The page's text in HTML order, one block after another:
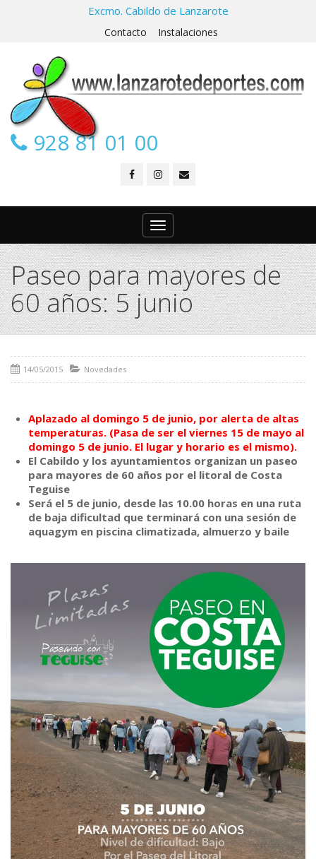
Excmo. Cabildo de Lanzarote
Contacto Instalaciones
928 81 01 00
Toggle
navigation
Paseo para mayores de
60 años: 5 junio
14/05/2015 Novedades
Aplazado al domingo 5 de junio, por alerta de altas
temperaturas. (Pasa de ser el viernes 15 de mayo al
domingo 5 de junio. El lugar y horario es el mismo).
El Cabildo y los ayuntamientos organizan un paseo
para mayores de 60 años por el litoral de Costa
Teguise
Será el 5 de junio, desde las 10.00 horas en una ruta
de baja dificultad que terminará con una sesión de
aquagym en piscina climatizada, almuerzo y baile